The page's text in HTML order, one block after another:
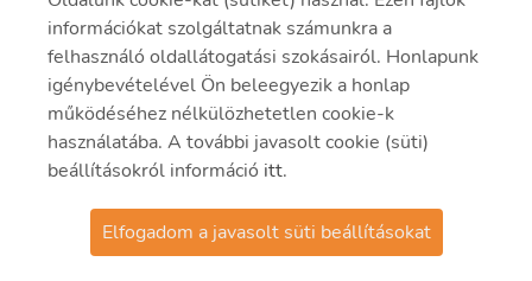
1031 Budapest, Szentendrei út 207-209.
06-1-304-2000
@2021 MVM Zöld Generáció
információkat szolgáltatnak számunkra a
felhasználó oldallátogatási szokásairól. Honlapunk
igénybevételével Ön beleegyezik a honlap
működéséhez nélkülözhetetlen cookie-k
használatába. A további javasolt cookie (süti)
beállításokról információ itt.
Elfogadom a javasolt süti beállításokat